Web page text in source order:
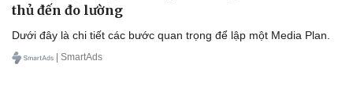
thủ đến đo lường
Dưới đây là chi tiết các bước quan trọng để lập một Media Plan.
| SmartAds